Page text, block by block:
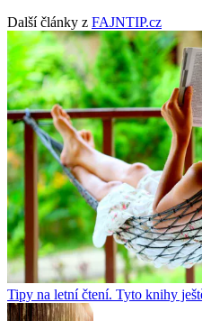
Další články z FAJNTIP.cz
Tipy na letní čtení. Tyto knihy